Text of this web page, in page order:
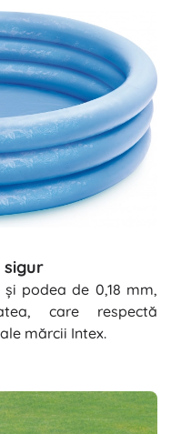
sigur
podea de 0,18 mm,
care respectă
mărcii Intex.